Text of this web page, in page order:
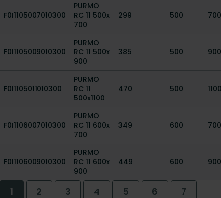
F0I1105007010300
PURMO
RC 11 500x
700
299 500 700
F0I1105009010300
PURMO
RC 11 500x
900
385 500 900
F0I1105011010300
PURMO
RC 11
500x1100
470 500 1100
F0I1106007010300
PURMO
RC 11 600x
700
349 600 700
F0I1106009010300
PURMO
RC 11 600x
900
449 600 900
1 2 3 4 5 6
7